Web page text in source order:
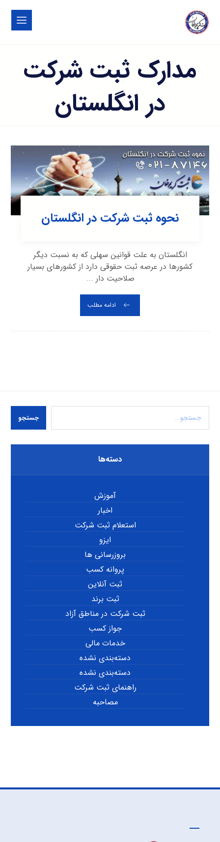
مدارک ثبت شرکت
در انگلستان
نحوه ثبت شرکت در انگلستان
انگلستان به علت قوانین سهلی که به نسبت دیگر
کشورها در عرصه ثبت حقوقی دارد از کشورهای بسیار
صلاحیت دار ...
ادامه مطلب
جستجو
دسته‌ها
آموزش
اخبار
استعلام ثبت شرکت
ایزو
بروزرسانی ها
پروانه کسب
ثبت آنلاین
ثبت برند
ثبت شرکت در مناطق آزاد
جواز کسب
خدمات مالی
دسته‌بندی نشده
دسته‌بندی نشده
راهنمای ثبت شرکت
مصاحبه